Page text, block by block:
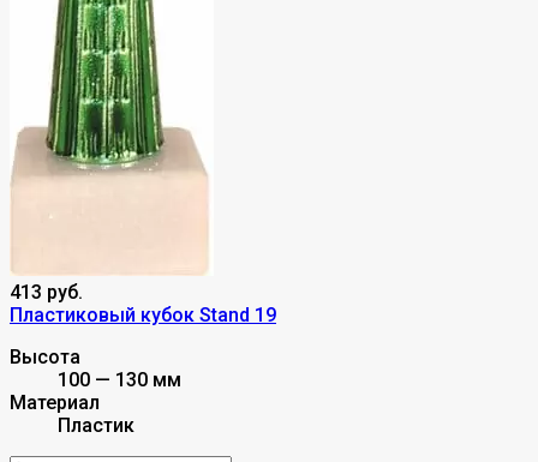
413 руб.
Пластиковый кубок Stand 19
Высота
100 — 130 мм
Материал
Пластик